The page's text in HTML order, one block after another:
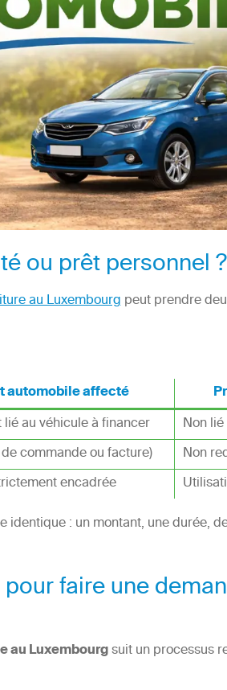
ou prêt personnel ?
au Luxembourgpeut prendre
automobile affecté
au véhicule à financer
Non
commande ou facture)
Non
encadrée
identique : un montant, une durée,
faire une
au Luxembourgsuit un processus